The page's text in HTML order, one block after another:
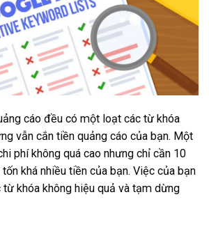
cáo đều có một loạt các từ khóa
vẫn cắn tiền quảng cáo của bạn. Một
phí không quá cao nhưng chỉ cần 10
khá nhiều tiền của bạn. Việc của bạn
từ khóa không hiệu quả và tạm dừng